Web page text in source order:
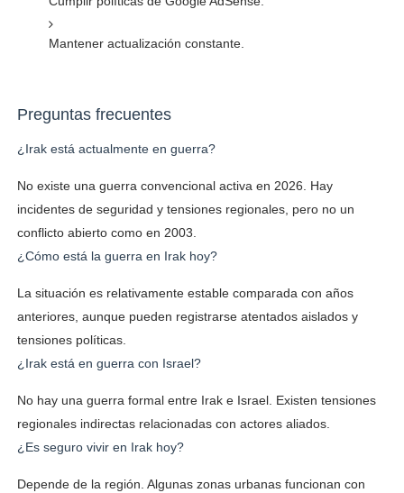
Mantener actualización constante.
Preguntas frecuentes
¿Irak está actualmente en guerra?
No existe una guerra convencional activa en 2026. Hay
incidentes de seguridad y tensiones regionales, pero no un
conflicto abierto como en 2003.
¿Cómo está la guerra en Irak hoy?
La situación es relativamente estable comparada con años
anteriores, aunque pueden registrarse atentados aislados y
tensiones políticas.
¿Irak está en guerra con Israel?
No hay una guerra formal entre Irak e Israel. Existen tensiones
regionales indirectas relacionadas con actores aliados.
¿Es seguro vivir en Irak hoy?
Depende de la región. Algunas zonas urbanas funcionan con